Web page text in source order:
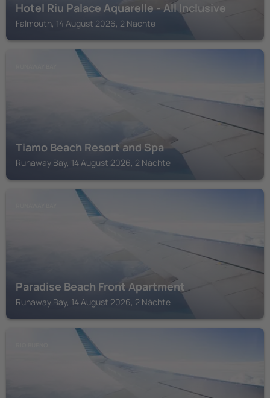
Hotel Riu Palace Aquarelle - All Inclusive
Falmouth, 14 August 2026, 2 Nächte
Tiamo Beach Resort and Spa
Runaway Bay, 14 August 2026, 2 Nächte
Paradise Beach Front Apartment
Runaway Bay, 14 August 2026, 2 Nächte